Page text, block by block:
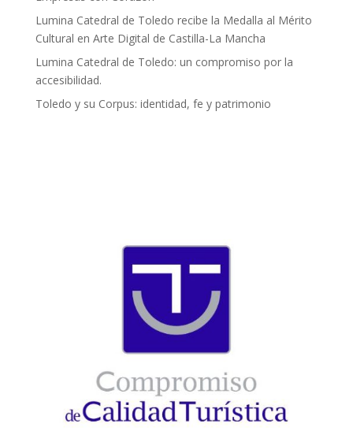
Lumina Catedral de Toledo recibe la Medalla al Mérito
Cultural en Arte Digital de Castilla-La Mancha
Lumina Catedral de Toledo: un compromiso por la
accesibilidad.
Toledo y su Corpus: identidad, fe y patrimonio